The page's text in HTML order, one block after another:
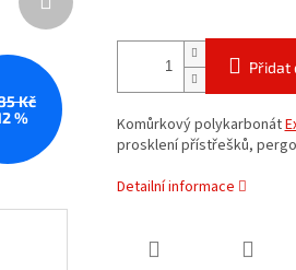
Kč
%
Přidat
Komůrkový polykarbonát
prosklení přístřešků,
Detailní informace